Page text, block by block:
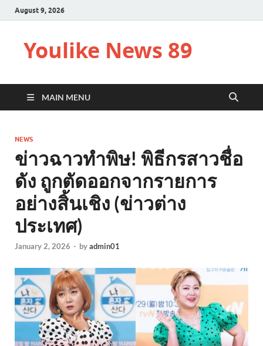
August 9, 2026
Youlike News 89
MAIN MENU
NEWS
ข่าวฉาวทำพิษ! พิธีกรสาวชื่อ
ดัง ถูกตัดออกจากรายการ
อย่างสิ้นเชิง (ข่าวต่าง
ประเทศ)
January 2, 2026 - byadmin01